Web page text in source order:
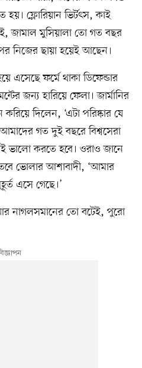
ফ্লোরিয়ান ভির্টৎস, কাই
জামাল মুসিয়ালা তো গত বছর
নিজের ছায়া হয়েই আছেন।
এসেছে ফর্মে থাকা ডিফেন্ডার
জন্য হারিয়ে ফেলা। জার্মানির
দিলেন, ‘এটা পরিষ্কার যে
গত দুই বছরে বিশ্বসেরা
ভালো করতে হবে। ওরাও জানে
ভোলার আশাবাদী, ‘আমার
এসে গেছে।’
নাগলসমানের তো বটেই, পুরো